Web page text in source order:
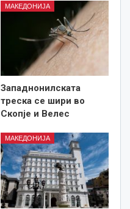
МАКЕДОНИЈА
Западнонилската
треска се шири во
Скопје и Велес
МАКЕДОНИЈА